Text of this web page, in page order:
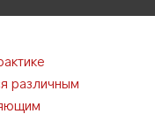
различным